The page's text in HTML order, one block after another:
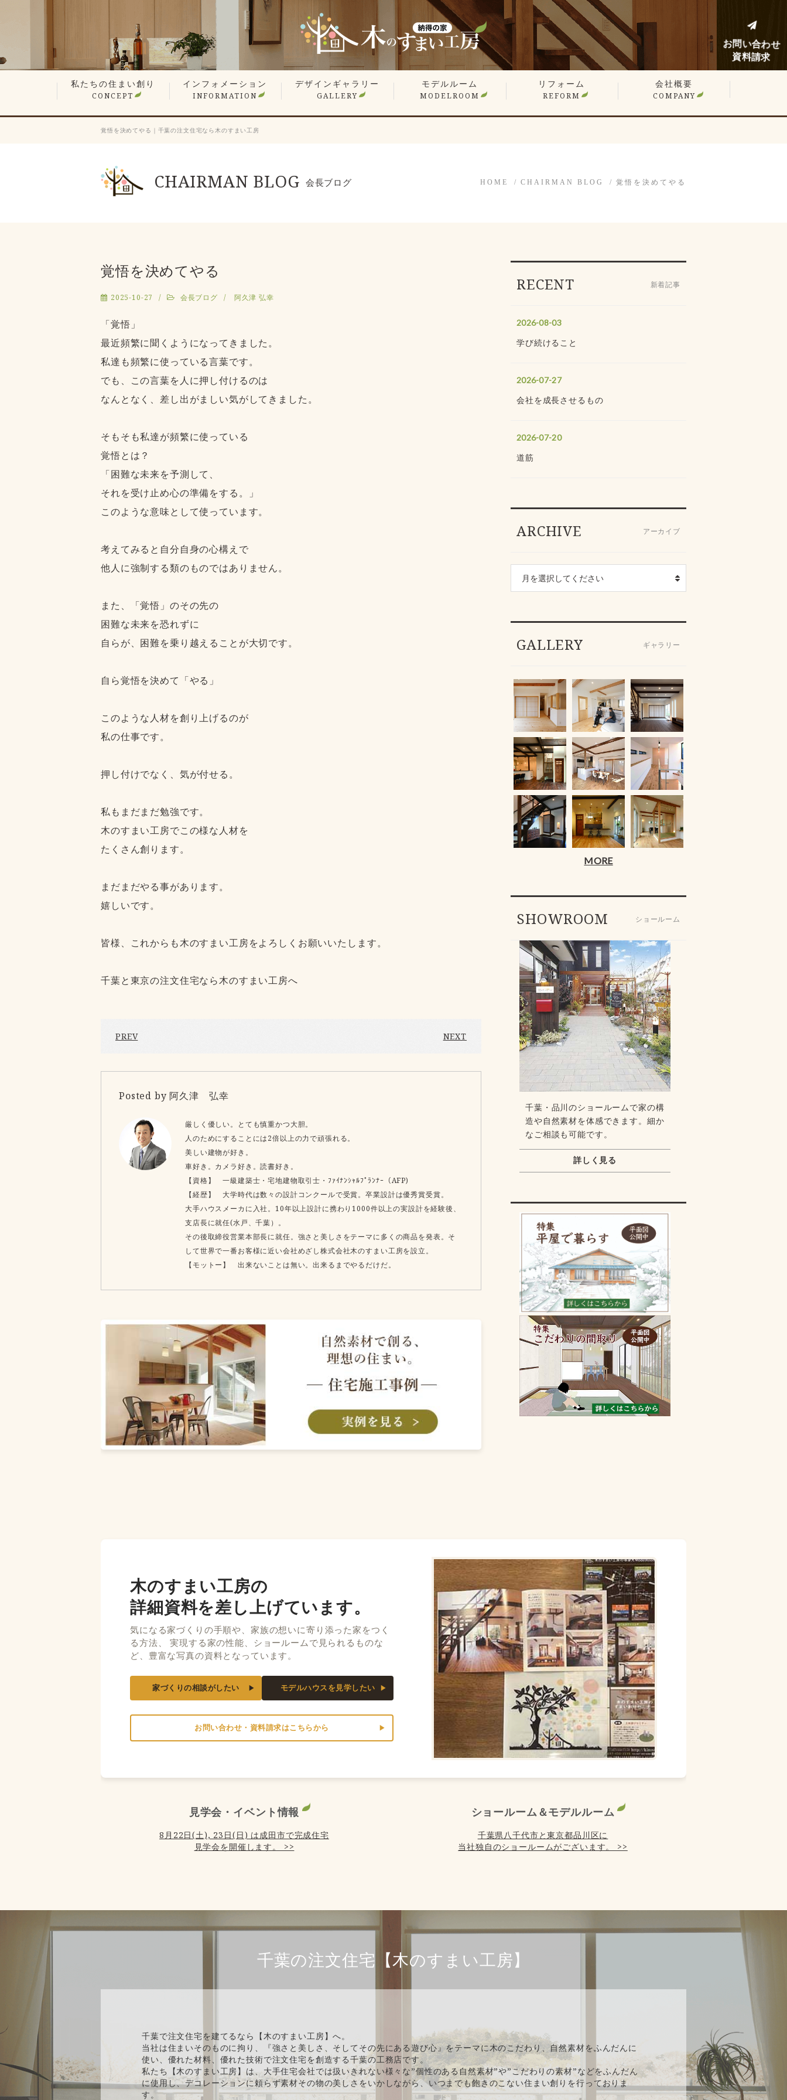
私たちの住まい創り
CONCEPT
無垢材や漆喰の自然素材
平屋でも最上の構造計算
現場検査で信頼の品質
想い叶えるデザイン・設計
暮らしを楽しむ、遊び心の家
性能が支える心地よさ
何世代も住み継ぐ木の家
価格へのこだわり
家づくりステップ
インフォメーション
INFORMATION
見学会・イベント情報
営業エリア
新着情報
スタッフ紹介
会長ブログ
社長ブログ
スタッフブログ
お客様の声
業者会「ふくろう会」
プレスリリース
採用情報
デザインギャラリー
GALLERY
住宅 施工事例
商業施設 施工事例
YouTube
オーナー様のお住まい拝見
平屋特集
こだわりの間取り
モデルルーム
MODELROOM
リフォーム
REFORM
戸建てリフォーム
マンションリフォーム
リフォーム施工事例
リフォームノウハウブログ
会社概要
COMPANY
覚悟を決めてやる｜千葉の注文住宅なら木のすまい工房
CHAIRMAN BLOG 会長ブログ HOME CHAIRMAN BLOG 覚悟を決めてやる
覚悟を決めてやる
2025-10-27 会長ブログ 阿久津 弘幸
「覚悟」
最近頻繁に聞くようになってきました。
私達も頻繁に使っている言葉です。
でも、この言葉を人に押し付けるのは
なんとなく、差し出がましい気がしてきました。
そもそも私達が頻繁に使っている
覚悟とは？
「困難な未来を予測して、
それを受け止め心の準備をする。」
このような意味として使っています。
考えてみると自分自身の心構えで
他人に強制する類のものではありません。
また、「覚悟」のその先の
困難な未来を恐れずに
自らが、困難を乗り越えることが大切です。
自ら覚悟を決めて「やる」
このような人材を創り上げるのが
私の仕事です。
押し付けでなく、気が付せる。
私もまだまだ勉強です。
木のすまい工房でこの様な人材を
たくさん創ります。
まだまだやる事があります。
嬉しいです。
皆様、これからも木のすまい工房をよろしくお願いいたします。
千葉と東京の注文住宅なら木のすまい工房へ
PREV NEXT
Posted by 阿久津 弘幸
厳しく優しい。とても慎重かつ大胆。
人のためにすることには2倍以上の力で頑張れる。
美しい建物が好き。
車好き。カメラ好き。読書好き。
【資格】 一級建築士・宅地建物取引士・ﾌｧｲﾅﾝｼｬﾙﾌﾟﾗﾝﾅｰ（AFP)
【経歴】 大学時代は数々の設計コンクールで受賞。卒業設計は優秀賞受賞。
大手ハウスメーカに入社。10年以上設計に携わり1000件以上の実設計を経験後、
支店長に就任(水戸、千葉）。
その後取締役営業本部長に就任。強さと美しさをテーマに多くの商品を発表。そ
して世界で一番お客様に近い会社めざし株式会社木のすまい工房を設立。
【モットー】 出来ないことは無い。出来るまでやるだけだ。
RECENT 新着記事
2026-08-03
学び続けること
2026-07-27
会社を成長させるもの
2026-07-20
道筋
ARCHIVE アーカイブ
GALLERY ギャラリー
MORE
SHOWROOM ショールーム
千葉・品川のショールームで家の構
造や自然素材を体感できます。細か
なご相談も可能です。
詳しく見る
木のすまい工房の
詳細資料を差し上げています。
気になる家づくりの手順や、家族の想いに寄り添った家をつく
る方法、 実現する家の性能、ショールームで見られるものな
ど、豊富な写真の資料となっています。
家づくりの相談がしたい モデルハウスを見学したい
お問い合わせ・資料請求はこちらから
見学会・イベント情報
8月22日(土), 23日(日) は成田市で完成住宅
見学会を開催します。 >>
ショールーム＆モデルルーム
千葉県八千代市と東京都品川区に
当社独自のショールームがございます。 >>
千葉の注文住宅【木のすまい工房】
千葉で注文住宅を建てるなら【木のすまい工房】へ。
当社は住まいそのものに拘り、『強さと美しさ、そしてその先にある遊び心』をテーマに木のこだわり、自然素材をふんだんに
使い、優れた材料、優れた技術で注文住宅を創造する千葉の工務店です。
私たち【木のすまい工房】は、大手住宅会社では扱いきれない様々な”個性のある自然素材”や”こだわりの素材”などをふんだん
に使用し、デコレーションに頼らず素材その物の美しさをいかしながら、いつまでも飽きのこない住まい創りを行っておりま
す。
お問い合わせ
資料請求